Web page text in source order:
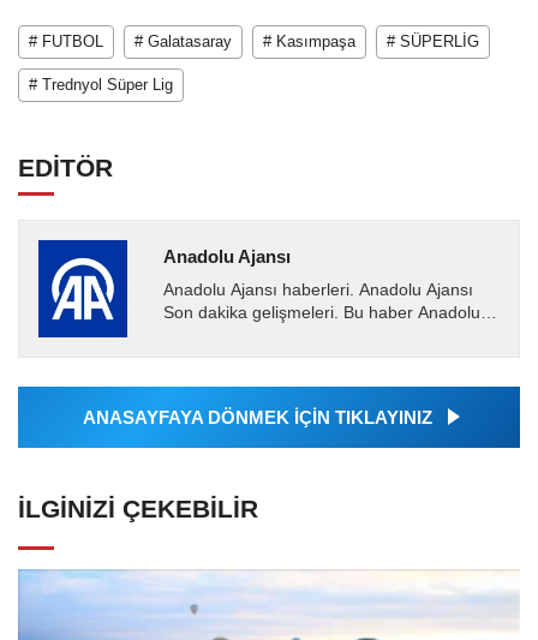
# FUTBOL # Galatasaray # Kasımpaşa # SÜPERLİG
# Trednyol Süper Lig
EDİTÖR
Anadolu Ajansı
Anadolu Ajansı haberleri. Anadolu Ajansı
Son dakika gelişmeleri. Bu haber Anadolu
Ajansı tarafından...
ANASAYFAYA DÖNMEK İÇİN TIKLAYINIZ
İLGINIZI ÇEKEBILIR